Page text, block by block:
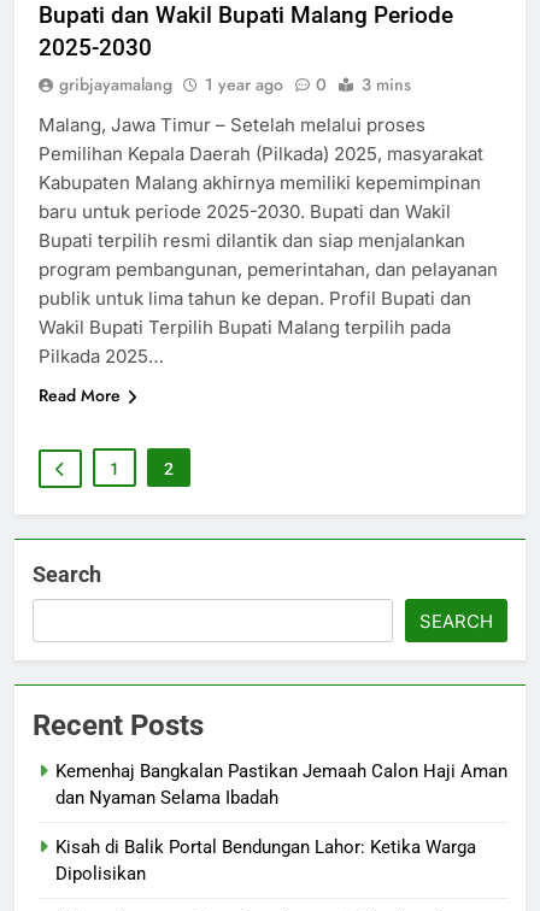
Bupati dan Wakil Bupati Malang Periode
2025-2030
gribjayamalang 1 year ago 0 3 mins
Malang, Jawa Timur – Setelah melalui proses
Pemilihan Kepala Daerah (Pilkada) 2025, masyarakat
Kabupaten Malang akhirnya memiliki kepemimpinan
baru untuk periode 2025-2030. Bupati dan Wakil
Bupati terpilih resmi dilantik dan siap menjalankan
program pembangunan, pemerintahan, dan pelayanan
publik untuk lima tahun ke depan. Profil Bupati dan
Wakil Bupati Terpilih Bupati Malang terpilih pada
Pilkada 2025…
Read More
1 2
Search
SEARCH
Recent Posts
Kemenhaj Bangkalan Pastikan Jemaah Calon Haji Aman
dan Nyaman Selama Ibadah
Kisah di Balik Portal Bendungan Lahor: Ketika Warga
Dipolisikan